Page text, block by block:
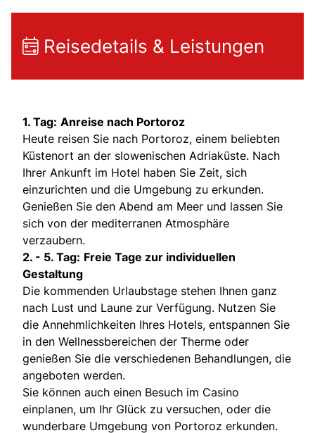
Reisedetails & Leistungen
1. Tag: Anreise nach Portoroz
Heute reisen Sie nach Portoroz, einem beliebten
Küstenort an der slowenischen Adriaküste. Nach
Ihrer Ankunft im Hotel haben Sie Zeit, sich
einzurichten und die Umgebung zu erkunden.
Genießen Sie den Abend am Meer und lassen Sie
sich von der mediterranen Atmosphäre
verzaubern.
2. - 5. Tag: Freie Tage zur individuellen
Gestaltung
Die kommenden Urlaubstage stehen Ihnen ganz
nach Lust und Laune zur Verfügung. Nutzen Sie
die Annehmlichkeiten Ihres Hotels, entspannen Sie
in den Wellnessbereichen der Therme oder
genießen Sie die verschiedenen Behandlungen, die
angeboten werden.
Sie können auch einen Besuch im Casino
einplanen, um Ihr Glück zu versuchen, oder die
wunderbare Umgebung von Portoroz erkunden.